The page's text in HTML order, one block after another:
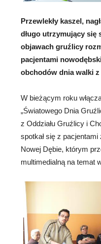
Przewlekły kaszel,
długo utrzymujący się
objawach gruźlicy
pacjentami
obchodów dnia walki
W bieżącym roku
„Światowego Dnia
z Oddziału Gruźlicy i
spotkał się z pacjentami
Nowej Dębie, którym
multimedialną na temat